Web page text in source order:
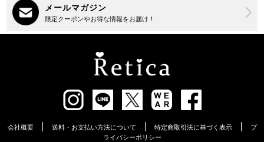
会社概要 送料・お支払い方法について 特定商取引法に基づく表示
プ
ライバシーポリシー